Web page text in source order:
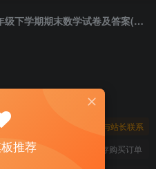
2021-2022学年河北唐山丰润区一年级下学期期末数学试卷及答案(Word版)
暂时无法购买，请与站长联系
录！建议登陆后购买，可保存购买订单
推荐